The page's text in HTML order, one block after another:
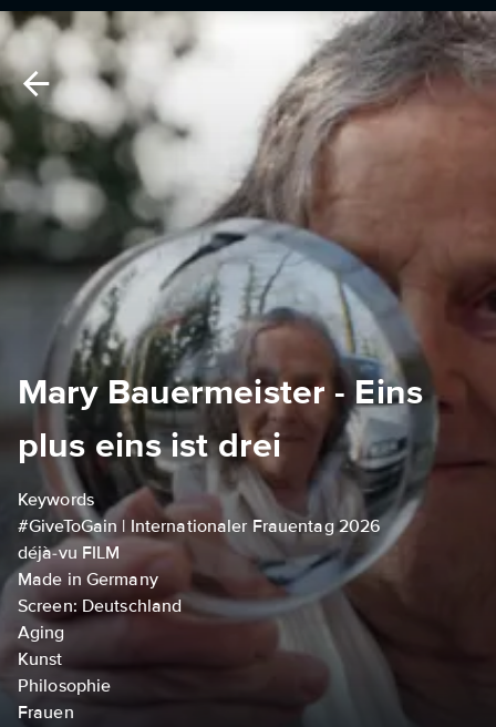
Mary Bauermeister - Eins
plus eins ist drei
Keywords
#GiveToGain | Internationaler Frauentag 2026
déjà-vu FILM
Made in Germany
Screen: Deutschland
Aging
Kunst
Philosophie
Frauen